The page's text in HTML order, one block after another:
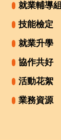
就業輔導組
技能檢定
就業升學
協作共好
活動花絮
業務資源